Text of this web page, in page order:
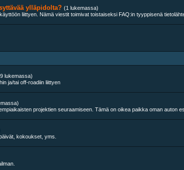
ylläpidolta? (1 lukemassa)
liittyen. Nämä viestit toimivat toistaiseksi FAQ:in tyyppisenä
lukemassa)
ja/tai off-roadiin liittyen
projektien seuraamiseen. Tämä on oikea paikka oman auton
kokoukset, yms.